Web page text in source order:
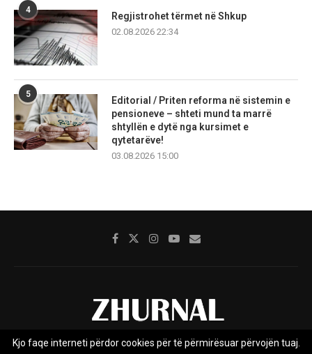
4
Regjistrohet tërmet në Shkup
02.08.2026 22:34
5
Editorial / Priten reforma në sistemin e
pensioneve – shteti mund ta marrë
shtyllën e dytë nga kursimet e
qytetarëve!
03.08.2026 15:00
Kjo faqe interneti përdor cookies për të përmirësuar përvojën tuaj.